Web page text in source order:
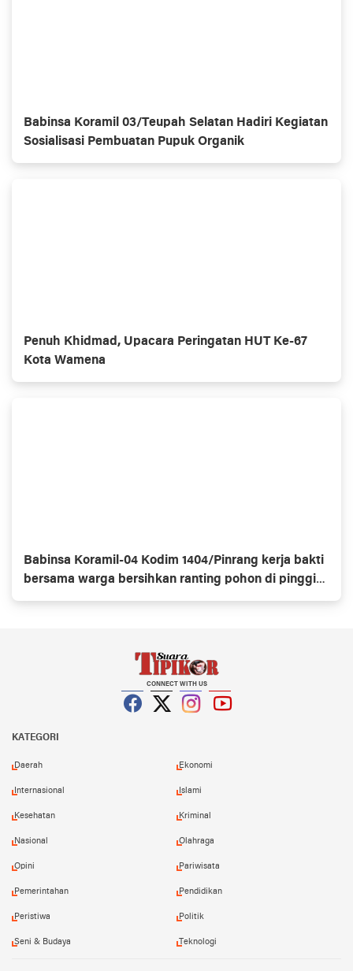
Babinsa Koramil 03/Teupah Selatan Hadiri Kegiatan
Sosialisasi Pembuatan Pupuk Organik
Penuh Khidmad, Upacara Peringatan HUT Ke-67
Kota Wamena
Babinsa Koramil-04 Kodim 1404/Pinrang kerja bakti
bersama warga bersihkan ranting pohon di pinggir
jalan
CONNECT WITH US
KATEGORI
Daerah Ekonomi
Internasional Islami
Kesehatan Kriminal
Nasional Olahraga
Opini Pariwisata
Pemerintahan Pendidikan
Peristiwa Politik
Seni & Budaya Teknologi